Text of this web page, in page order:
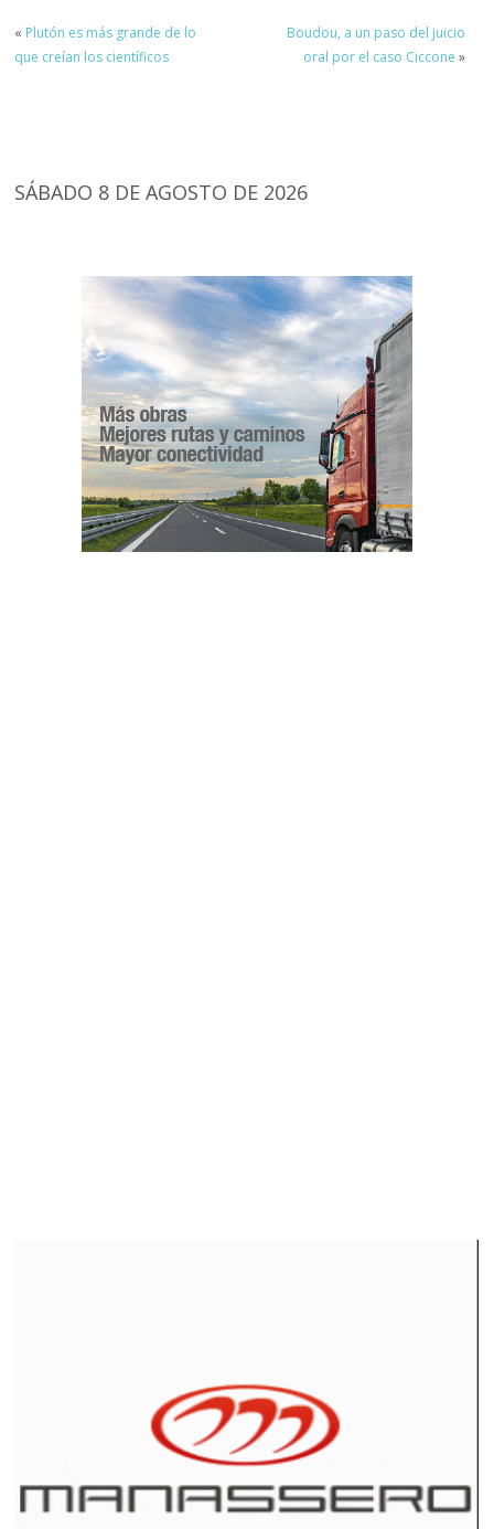
« Plutón es más grande de lo
que creían los científicos
Boudou, a un paso del juicio
oral por el caso Ciccone »
SÁBADO 8 DE AGOSTO DE 2026